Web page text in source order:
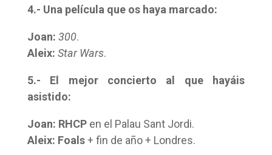
4.- Una película que os haya marcado:
Joan: 300.
Aleix: Star Wars.
5.- El mejor concierto al que hayáis
asistido:
Joan: RHCPen el Palau Sant Jordi.
Aleix: Foals+ fin de año + Londres.